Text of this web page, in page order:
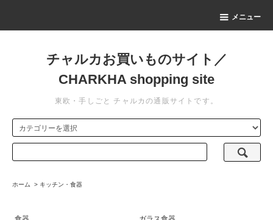
メニュー
チャルカお買いものサイト／
CHARKHA shopping site
東欧・手しごと チャルカの通販サイトです。
ホーム > キッチン・食器